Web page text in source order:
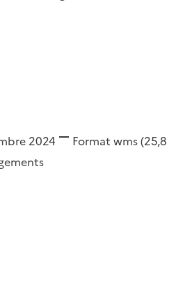
2024 Format wms(25,8